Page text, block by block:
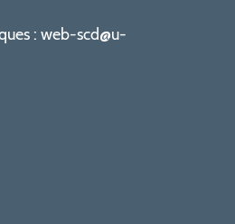
: web-scd@u-